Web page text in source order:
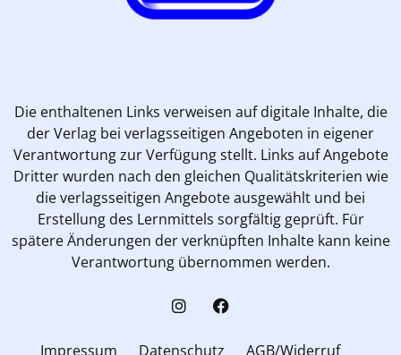
Die enthaltenen Links verweisen auf digitale Inhalte, die
der Verlag bei verlagsseitigen Angeboten in eigener
Verantwortung zur Verfügung stellt. Links auf Angebote
Dritter wurden nach den gleichen Qualitätskriterien wie
die verlagsseitigen Angebote ausgewählt und bei
Erstellung des Lernmittels sorgfältig geprüft. Für
spätere Änderungen der verknüpften Inhalte kann keine
Verantwortung übernommen werden.
Impressum Datenschutz AGB/Widerruf